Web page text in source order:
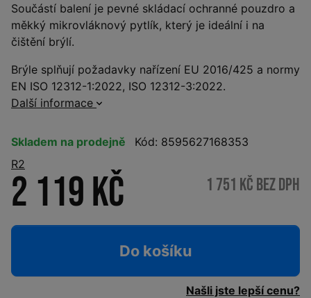
Součástí balení je pevné skládací ochranné pouzdro a
měkký mikrovláknový pytlík, který je ideální i na
čištění brýlí.
Brýle splňují požadavky nařízení EU 2016/425 a normy
EN ISO 12312-1:2022, ISO 12312-3:2022.
Další informace
Skladem na prodejně
Kód: 8595627168353
R2
2 119 Kč 1 751 Kč bez DPH
Do košíku
Našli jste lepší cenu?